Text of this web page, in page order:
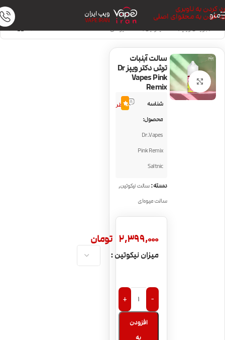
رد کردن به ناوبری
رد کردن به محتوای اصلی
منو ویپ ایران
VAPE IRAN
خانه/جویس ویپ/سالت نیکوتین/سالت میوه‌ای
بزرگنمایی تصویر
سالت آبنبات
ترش دکتر ویپز Dr
Vapes Pink
Remix
شناسه
محصول:
Dr.Vapes
Pink Remix
Saltnic
2
نظر5.0
دسته:سالت نیکوتین,
سالت میوه‌ای
2,399,000 تومان
میزان نیکوتین
-
+
افزودن
به